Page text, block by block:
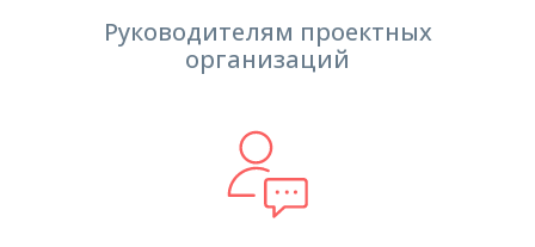
Руководителям проектных
организаций